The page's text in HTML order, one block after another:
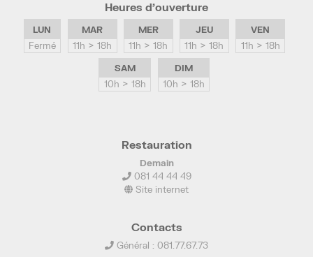
Heures d’ouverture
LUN
Fermé
MAR
11h > 18h
MER
11h > 18h
JEU
11h > 18h
VEN
11h > 18h
SAM
10h > 18h
DIM
10h > 18h
Restauration
Demain
081 44 44 49
Site internet
Contacts
Général : 081.77.67.73